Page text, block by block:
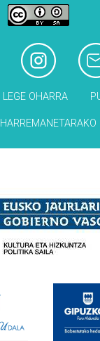
LEGE OHARRA
HARREMANETARAKO